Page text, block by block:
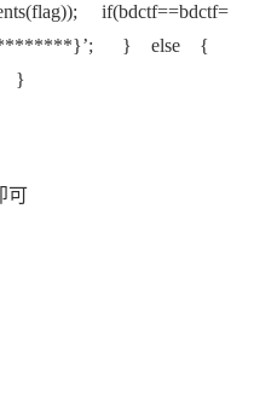
flag)); if(bdctf==bdctf=
} else {
} }
可